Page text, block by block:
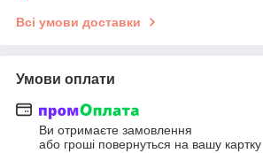
Всі умови доставки
Умови оплати
Ви отримаєте замовлення
або гроші повернуться на вашу картку